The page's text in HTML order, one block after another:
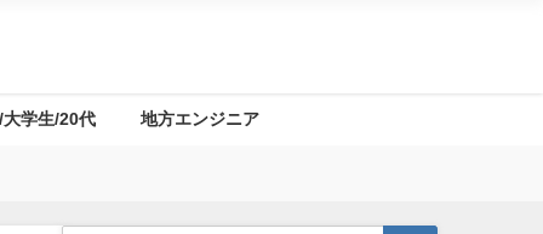
大学生/20代 地方エンジニア